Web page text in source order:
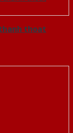
thanh thoat